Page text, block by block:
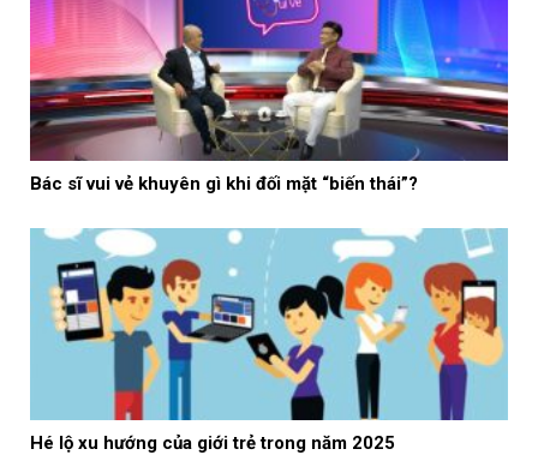
Bác sĩ vui vẻ khuyên gì khi đối mặt “biến thái”?
Hé lộ xu hướng của giới trẻ trong năm 2025